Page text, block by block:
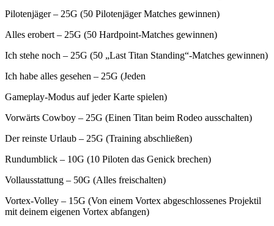
Pilotenjäger – 25G (50 Pilotenjäger Matches gewinnen)
Alles erobert – 25G (50 Hardpoint-Matches gewinnen)
Ich stehe noch – 25G (50 „Last Titan Standing“-Matches gewinnen)
Ich habe alles gesehen – 25G (Jeden
Gameplay-Modus auf jeder Karte spielen)
Vorwärts Cowboy – 25G (Einen Titan beim Rodeo ausschalten)
Der reinste Urlaub – 25G (Training abschließen)
Rundumblick – 10G (10 Piloten das Genick brechen)
Vollausstattung – 50G (Alles freischalten)
Vortex-Volley – 15G (Von einem Vortex abgeschlossenes Projektil
mit deinem eigenen Vortex abfangen)